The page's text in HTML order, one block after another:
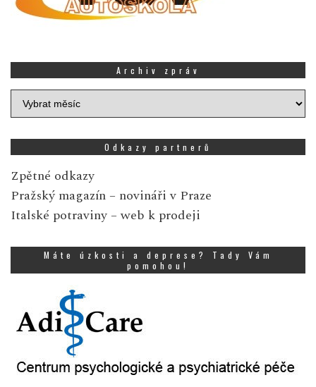
Archiv zpráv
Archiv
zpráv
Odkazy partnerů
Zpětné odkazy
Pražský magazín – novináři v Praze
Italské potraviny – web k prodeji
Máte úzkosti a deprese? Tady Vám
pomohou!